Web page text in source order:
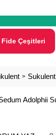
Fide Çeşitleri
Sukulent